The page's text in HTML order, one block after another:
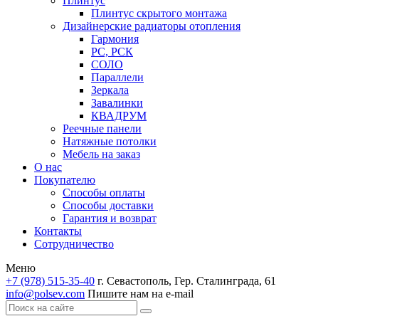
Плинтус скрытого монтажа
Дизайнерские радиаторы отопления
Гармония
РС, РСК
СОЛО
Параллели
Зеркала
Завалинки
КВАДРУМ
Реечные панели
Натяжные потолки
Мебель на заказ
О нас
Покупателю
Способы оплаты
Способы доставки
Гарантия и возврат
Контакты
Сотрудничество
Меню
+7 (978) 515-35-40 г. Севастополь, Гер. Сталинграда, 61
info@polsev.com Пишите нам на e-mail